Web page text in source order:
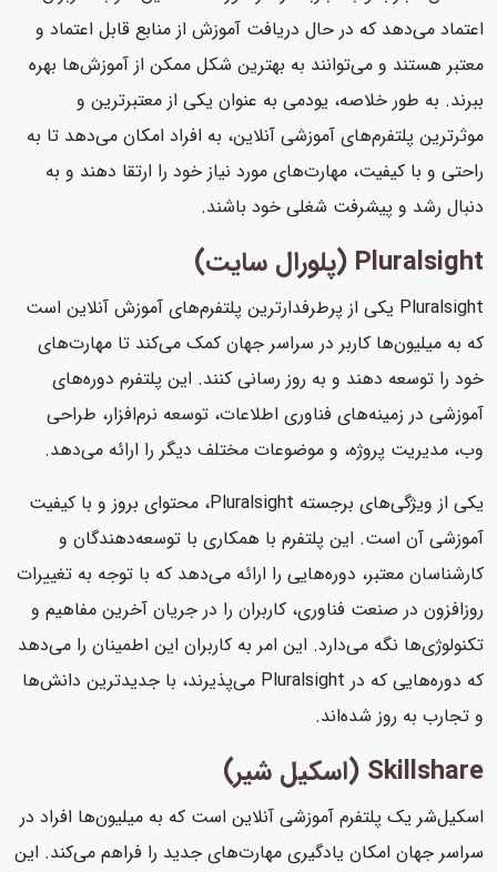
اعتماد می‌دهد که در حال دریافت آموزش از منابع قابل اعتماد و
معتبر هستند و می‌توانند به بهترین شکل ممکن از آموزش‌ها بهره
ببرند. به طور خلاصه، یودمی به عنوان یکی از معتبرترین و
موثرترین پلتفرم‌های آموزشی آنلاین، به افراد امکان می‌دهد تا به
راحتی و با کیفیت، مهارت‌های مورد نیاز خود را ارتقا دهند و به
دنبال رشد و پیشرفت شغلی خود باشند.
Pluralsight (پلورال سایت)
Pluralsight یکی از پرطرفدارترین پلتفرم‌های آموزش آنلاین است
که به میلیون‌ها کاربر در سراسر جهان کمک می‌کند تا مهارت‌های
خود را توسعه دهند و به روز رسانی کنند. این پلتفرم دوره‌های
آموزشی در زمینه‌های فناوری اطلاعات، توسعه نرم‌افزار، طراحی
وب، مدیریت پروژه، و موضوعات مختلف دیگر را ارائه می‌دهد.
یکی از ویژگی‌های برجسته Pluralsight، محتوای بروز و با کیفیت
آموزشی آن است. این پلتفرم با همکاری با توسعه‌دهندگان و
کارشناسان معتبر، دوره‌هایی را ارائه می‌دهد که با توجه به تغییرات
روزافزون در صنعت فناوری، کاربران را در جریان آخرین مفاهیم و
تکنولوژی‌ها نگه می‌دارد. این امر به کاربران این اطمینان را می‌دهد
که دوره‌هایی که در Pluralsight می‌پذیرند، با جدیدترین دانش‌ها
و تجارب به روز شده‌اند.
Skillshare (اسکیل شیر)
اسکیل‌شر یک پلتفرم آموزشی آنلاین است که به میلیون‌ها افراد در
سراسر جهان امکان یادگیری مهارت‌های جدید را فراهم می‌کند. این